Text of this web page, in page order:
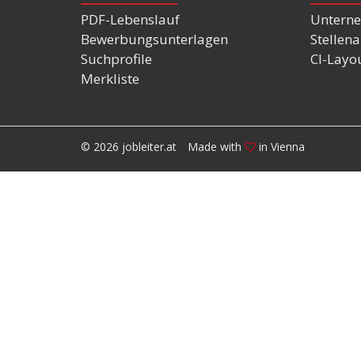
PDF-Lebenslauf
Bewerbungsunterlagen
Suchprofile
Merkliste
CI-
© 2026 jobleiter.at Made with in Vienna